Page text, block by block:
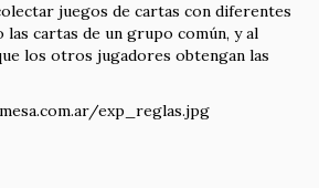
juegos de cartas con diferentes
cartas de un grupo común, y al
los otros jugadores obtengan las
exp_reglas.jpg